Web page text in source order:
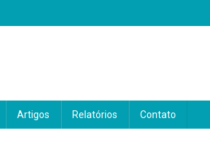
Artigos Relatórios Contato